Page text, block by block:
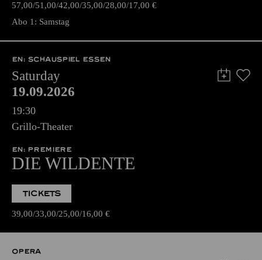
57,00 51,00 42,00 35,00 28,00 17,00 €
Abo 1: Samstag
EN: SCHAUSPIEL ESSEN
Saturday
19.09.2026
19:30
Grillo-Theater
EN: PREMIERE
DIE WILDENTE
TICKETS
39,00 33,00 25,00 16,00 €
OPERA